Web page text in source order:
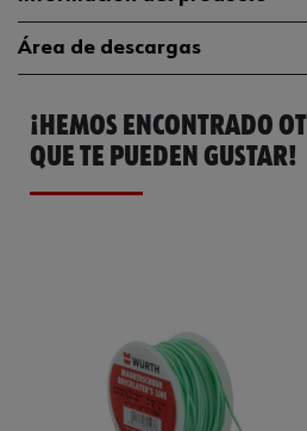
Longitud
Color
Peso de carga máximo
Área de descargas
Catálogo General
¡HEMOS ENCONTRADO
QUE TE PUEDEN GUSTAR!